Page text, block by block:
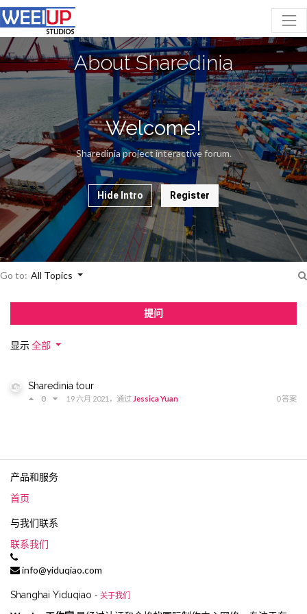
About Sharedinia
Welcome!
Sharedinia project interactive forum.
Hide Intro Register
Go to: All Topics
提问
显示全部
Sharedinia tour
0 19 六月 2021 ，通过 Jessica Yuan 0 答案
产品和服务
首页
与我们联系
联系我们
info@yiduqiao.com
Shanghai Yiduqiao - 关于我们